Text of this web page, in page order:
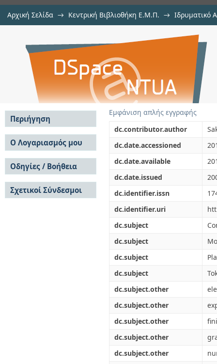
Αρχική Σελίδα → Κεντρική Βιβλιοθήκη Ε.Μ.Π. → Ιδρυματικό
Some aspects of
computational electromagnetic
Εμφάνιση απλής εγγραφής
dc.contributor.author
dc.date.accessioned
dc.date.available
dc.date.issued
dc.identifier.issn
dc.identifier.uri
dc.subject
dc.subject
dc.subject
dc.subject
dc.subject.other
dc.subject.other
dc.subject.other
dc.subject.other
dc.subject.other
Περιήγηση
Σε όλο το DSpace
Κοινότητες & Συλλογές
Ανά Ημερομηνία
Έκδοσης
Συγγραφείς
Τίτλοι
Θέματα
Ο Λογαριασμός μου
Σύνδεση
Εγγραφή
Οδηγίες / Βοήθεια
Οδηγίες Υποβολής
Οδηγίες Χρήσης ΙΑ
Συχνές Ερωτήσεις
Σχετικοί Σύνδεσμοι